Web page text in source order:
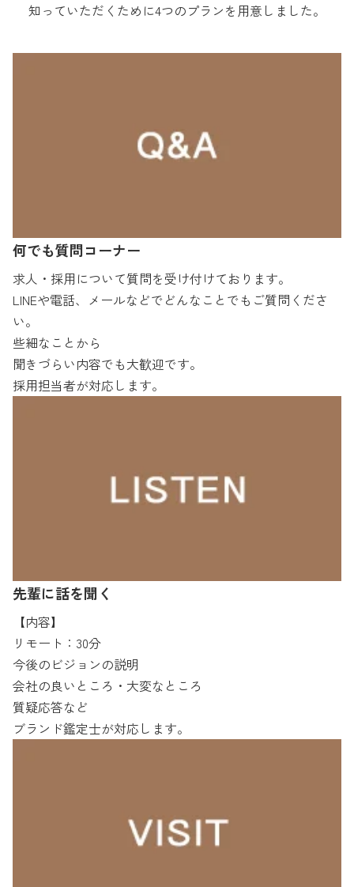
知っていただくために4つのプランを用意しました。
何でも質問コーナー
求人・採用について質問を受け付けております。
LINEや電話、メールなどでどんなことでもご質問くださ
い。
些細なことから
聞きづらい内容でも大歓迎です。
採用担当者が対応します。
先輩に話を聞く
【内容】
リモート：30分
今後のビジョンの説明
会社の良いところ・大変なところ
質疑応答など
ブランド鑑定士が対応します。